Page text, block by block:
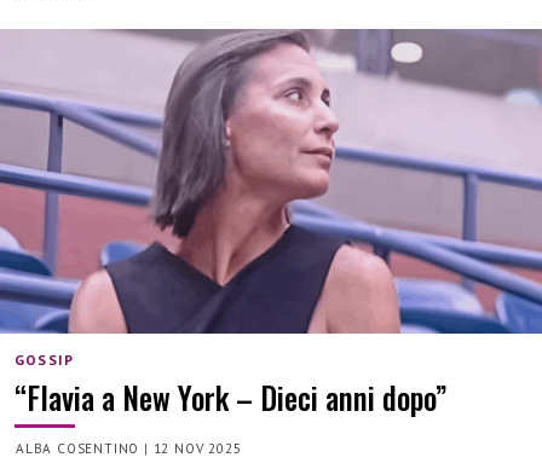
GOSSIP
“Flavia a New York – Dieci anni dopo”
ALBA COSENTINO | 12 NOV 2025